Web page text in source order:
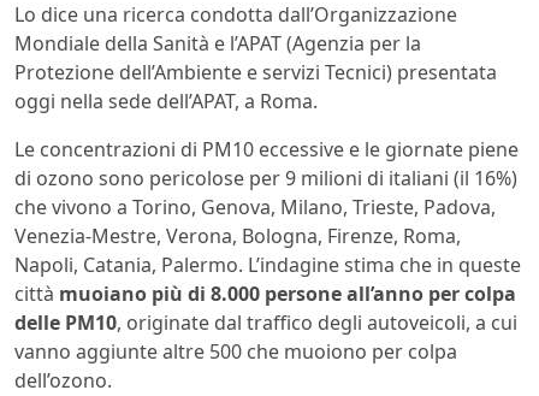
Lo dice una ricerca condotta dall’Organizzazione
Mondiale della Sanità e l’APAT (Agenzia per la
Protezione dell’Ambiente e servizi Tecnici) presentata
oggi nella sede dell’APAT, a Roma.
Le concentrazioni di PM10 eccessive e le giornate piene
di ozono sono pericolose per 9 milioni di italiani (il 16%)
che vivono a Torino, Genova, Milano, Trieste, Padova,
Venezia-Mestre, Verona, Bologna, Firenze, Roma,
Napoli, Catania, Palermo. L’indagine stima che in queste
città muoiano più di 8.000 persone all’anno per colpa
delle PM10, originate dal traffico degli autoveicoli, a cui
vanno aggiunte altre 500 che muoiono per colpa
dell’ozono.